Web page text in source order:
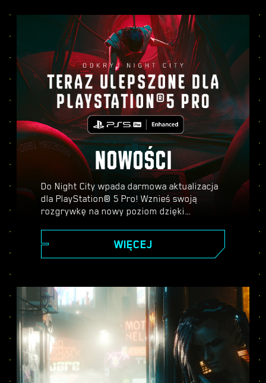
NOWOŚCI
Do Night City wpada darmowa aktualizacja
dla PlayStation® 5 Pro! Wznieś swoją
rozgrywkę na nowy poziom dzięki
wyższej liczbie klatek na sekundę i nie
tylko. Wybierz jeden z trzech trybów
Ray Tracing Pro — i odkryj wszystko, co
Cyberpunk 2077 na PS5® Pro ma do
zaoferowania.
WIĘCEJ